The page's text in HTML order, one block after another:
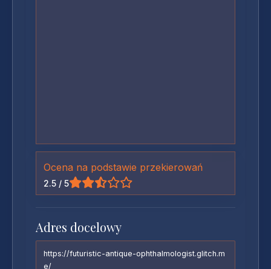
Ocena na podstawie przekierowań
2.5 / 5
Adres docelowy
https://futuristic-antique-ophthalmologist.glitch.m
e/